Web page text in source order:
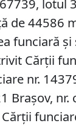
44586
funciară
Cărții
nr.
Brașov,